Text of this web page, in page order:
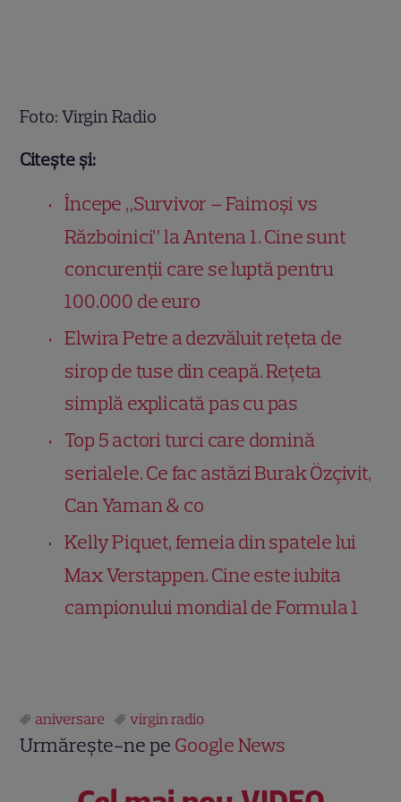
Foto: Virgin Radio
Citește și:
Începe „Survivor – Faimoși vs
Războinici” la Antena 1. Cine sunt
concurenții care se luptă pentru
100.000 de euro
Elwira Petre a dezvăluit rețeta de
sirop de tuse din ceapă. Rețeta
simplă explicată pas cu pas
Top 5 actori turci care domină
serialele. Ce fac astăzi Burak Özçivit,
Can Yaman & co
Kelly Piquet, femeia din spatele lui
Max Verstappen. Cine este iubita
campionului mondial de Formula 1
aniversare virgin radio
Urmărește-ne pe Google News